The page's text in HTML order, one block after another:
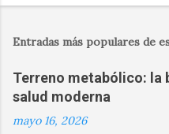
Entradas más populares de
Terreno metabólico: la
salud moderna
mayo 16, 2026